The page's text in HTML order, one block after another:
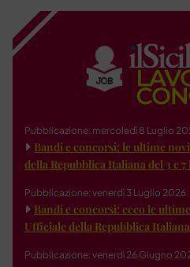
Pubblicazione: mercoledì 8 Luglio
Bandi e concorsi: le ultime
della Repubblica Italiana del 3 e
Pubblicazione: venerdì 3 Luglio 2026
Bandi e concorsi: ecco le
Ufficiale della Repubblica
Pubblicazione: venerdì 26 Giugno